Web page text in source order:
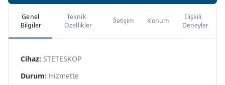
Genel
Bilgiler
Teknik
Özellikler
İletişim Konum
İlişkili
Deneyler
Cihaz: STETESKOP
Durum: Hizmette